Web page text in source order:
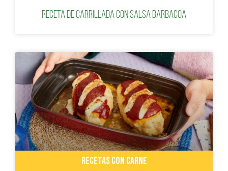
Receta de carrillada con salsa Barbacoa
RECETAS CON CARNE